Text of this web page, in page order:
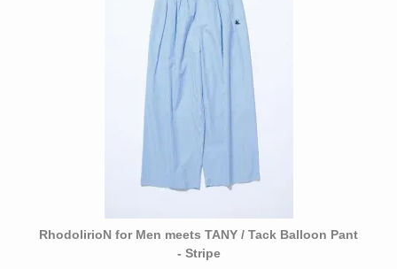
RhodolirioN for Men meets TANY / Tack Balloon Pant
- Stripe